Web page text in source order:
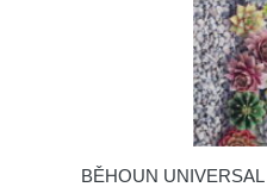
BĚHOUN